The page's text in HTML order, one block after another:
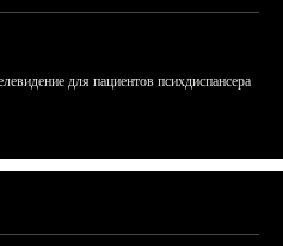
для пациентов психдиспансера